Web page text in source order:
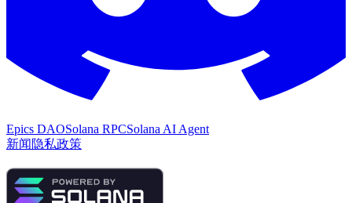
Epics DAOSolana RPCSolana AI Agent
新闻 隐私政策